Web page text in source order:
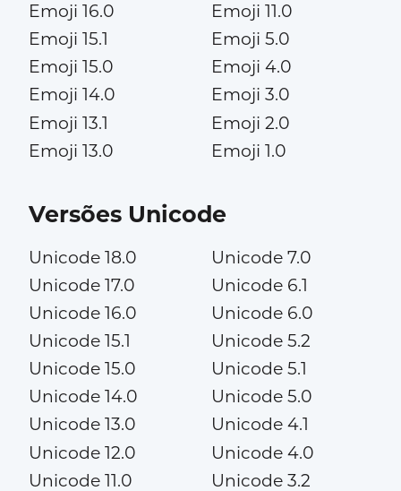
Emoji 16.0
Emoji 15.1
Emoji 15.0
Emoji 14.0
Emoji 13.1
Emoji 13.0
Emoji 11.0
Emoji 5.0
Emoji 4.0
Emoji 3.0
Emoji 2.0
Emoji 1.0
Versões Unicode
Unicode 18.0
Unicode 17.0
Unicode 16.0
Unicode 15.1
Unicode 15.0
Unicode 14.0
Unicode 13.0
Unicode 12.0
Unicode 11.0
Unicode 7.0
Unicode 6.1
Unicode 6.0
Unicode 5.2
Unicode 5.1
Unicode 5.0
Unicode 4.1
Unicode 4.0
Unicode 3.2